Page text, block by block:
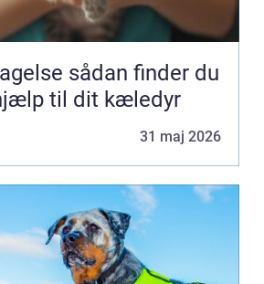
finder du
til dit kæledyr
31 maj 2026